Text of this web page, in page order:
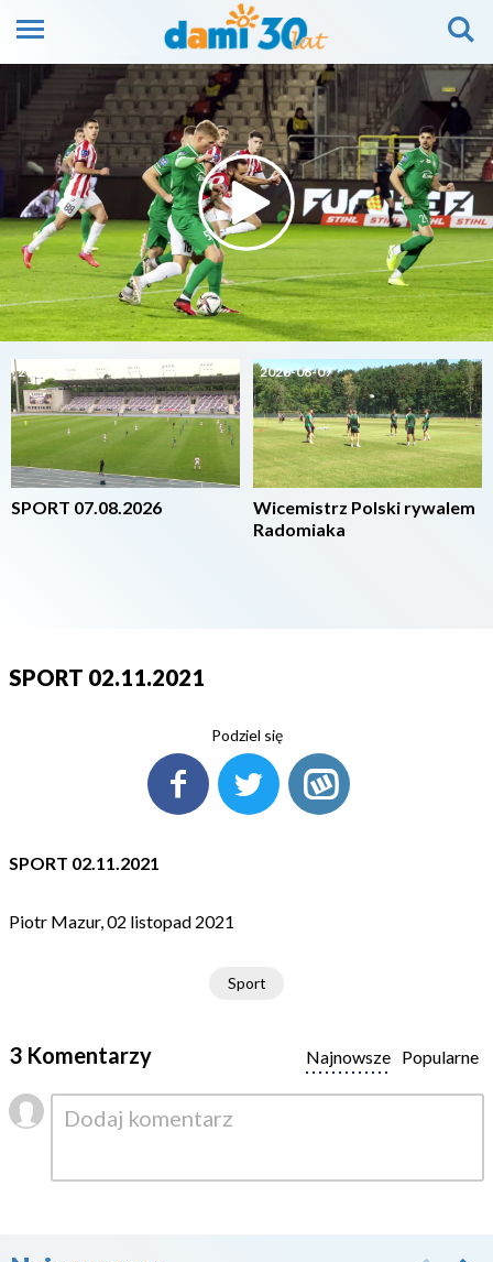
2026-08-07
SPORT 07.08.2026
2026-08-07
Wicemistrz Polski rywalem
Radomiaka
SPORT 02.11.2021
Podziel się
SPORT 02.11.2021
Piotr Mazur, 02 listopad 2021
Sport
3 Komentarzy Popularne
Najnowsze